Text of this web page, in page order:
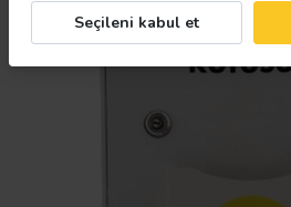
Seçileni kabul et